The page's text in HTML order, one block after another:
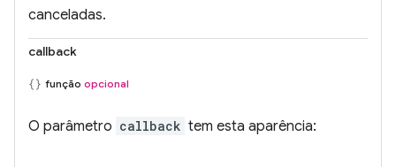
canceladas.
callback
função opcional
O parâmetro callback tem esta aparência: